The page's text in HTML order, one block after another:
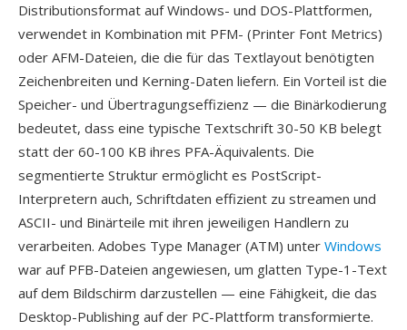
Distributionsformat auf Windows- und DOS-Plattformen,
verwendet in Kombination mit PFM- (Printer Font Metrics)
oder AFM-Dateien, die die für das Textlayout benötigten
Zeichenbreiten und Kerning-Daten liefern. Ein Vorteil ist die
Speicher- und Übertragungseffizienz — die Binärkodierung
bedeutet, dass eine typische Textschrift 30-50 KB belegt
statt der 60-100 KB ihres PFA-Äquivalents. Die
segmentierte Struktur ermöglicht es PostScript-
Interpretern auch, Schriftdaten effizient zu streamen und
ASCII- und Binärteile mit ihren jeweiligen Handlern zu
verarbeiten. Adobes Type Manager (ATM) unter Windows
war auf PFB-Dateien angewiesen, um glatten Type-1-Text
auf dem Bildschirm darzustellen — eine Fähigkeit, die das
Desktop-Publishing auf der PC-Plattform transformierte.